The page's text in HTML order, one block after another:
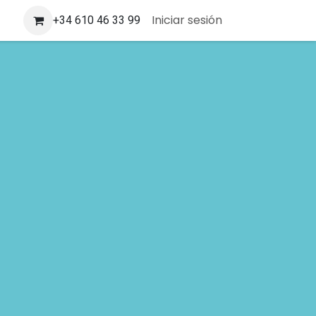
+34 610 46 33 99 Iniciar sesión